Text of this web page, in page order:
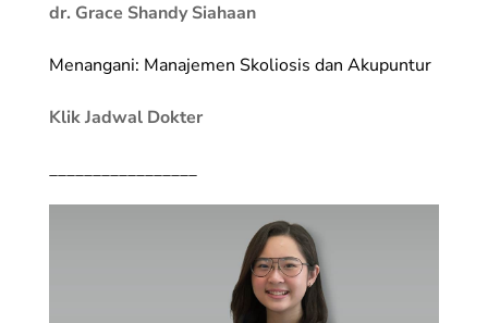
dr. Grace Shandy Siahaan
Menangani: Manajemen Skoliosis dan Akupuntur
Klik Jadwal Dokter
_________________